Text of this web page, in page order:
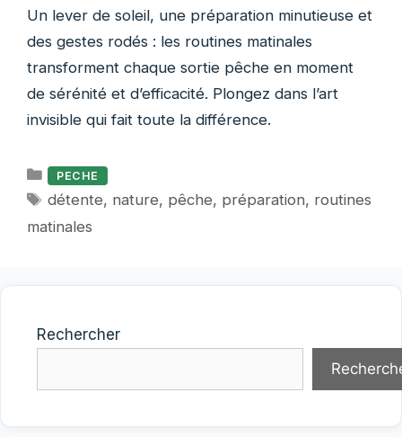
Un lever de soleil, une préparation minutieuse et
des gestes rodés : les routines matinales
transforment chaque sortie pêche en moment
de sérénité et d’efficacité. Plongez dans l’art
invisible qui fait toute la différence.
Catégories
PECHE
Étiquettes
détente, nature, pêche, préparation, routines
matinales
Rechercher